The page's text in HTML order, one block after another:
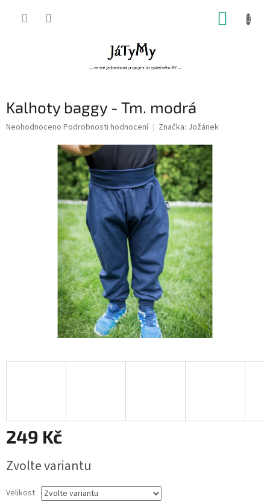
Kalhoty baggy - Tm. modrá
Průměrné
Neohodnoceno Podrobnosti hodnocení Značka: Jožánek
249 Kč
cena:
Zvolte variantu
Velikost